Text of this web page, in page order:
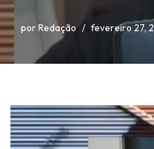
por Redação fevereiro 27,